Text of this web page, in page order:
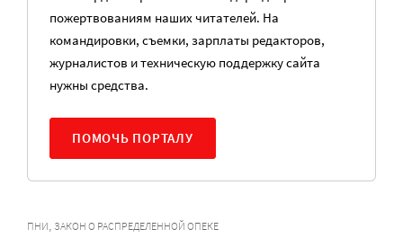
пожертвованиям наших читателей. На
командировки, съемки, зарплаты редакторов,
журналистов и техническую поддержку сайта
нужны средства.
ПОМОЧЬ ПОРТАЛУ
ПНИ, ЗАКОН О РАСПРЕДЕЛЕННОЙ ОПЕКЕ